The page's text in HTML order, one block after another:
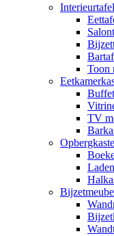
Toon
TV